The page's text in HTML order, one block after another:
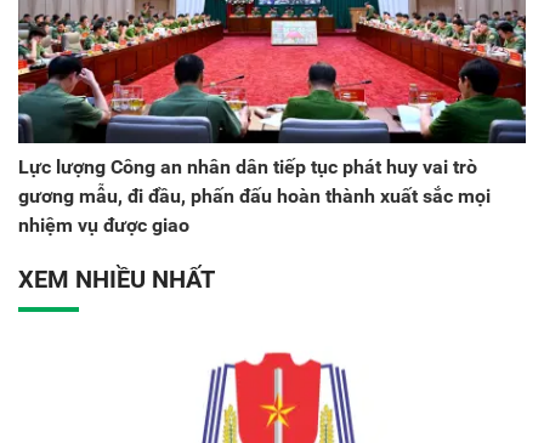
Lực lượng Công an nhân dân tiếp tục phát huy vai trò
gương mẫu, đi đầu, phấn đấu hoàn thành xuất sắc mọi
nhiệm vụ được giao
XEM NHIỀU NHẤT